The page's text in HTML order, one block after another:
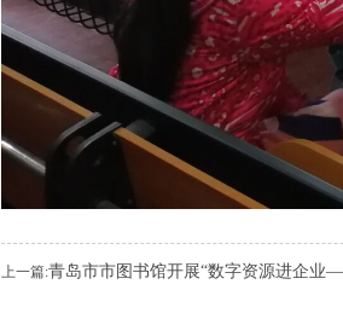
上一篇:青岛市市图书馆开展“数字资源进企业